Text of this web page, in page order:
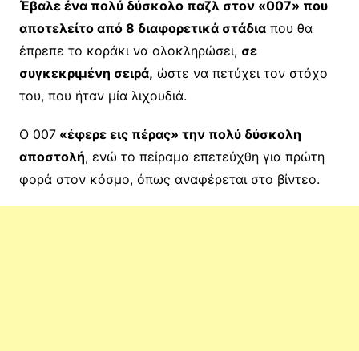
Έβαλε ένα πολύ δύσκολο παζλ στον «007» που
αποτελείτο από 8 διαφορετικά στάδιαπου θα
έπρεπε το κοράκι να ολοκληρώσει, σε
συγκεκριμένη σειρά, ώστε να πετύχει τον στόχο
του, που ήταν μία λιχουδιά.
Ο 007«έφερε εις πέρας» την πολύ δύσκολη
αποστολή, ενώ το πείραμα επετεύχθη για πρώτη
φορά στον κόσμο, όπως αναφέρεται στο βίντεο.